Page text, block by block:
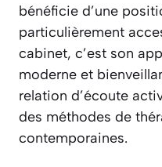
bénéficie d’une
particulièrement
cabinet, c’est son
moderne et
relation d’écoute
des méthodes de
contemporaines.